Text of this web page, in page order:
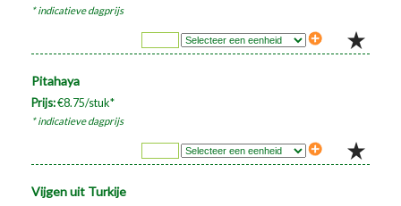
* indicatieve dagprijs
Pitahaya
Prijs:€8.75/stuk*
* indicatieve dagprijs
Vijgen uit Turkije